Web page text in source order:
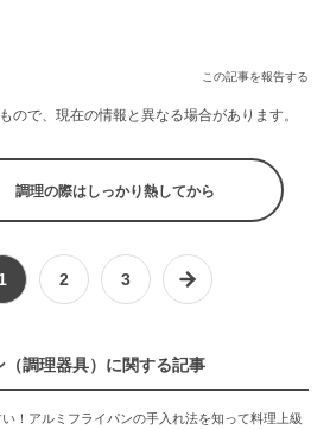
この記事を報告する
ので、現在の情報と異なる場合があります。
調理の際はしっかり熱してから
1 2 3
（調理器具）に関する記事
！アルミフライパンの手入れ法を知って料理上級